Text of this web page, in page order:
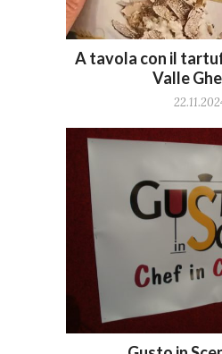
A tavola con il
Valle